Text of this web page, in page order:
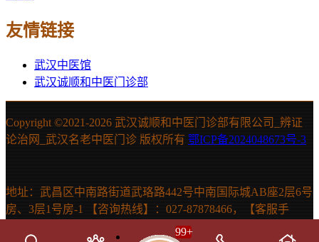
友情链接
武汉中医馆
武汉诚顺和中医门诊部
Copyright ©2021-2026 武汉诚顺和中医门诊部有限公司_辨证
论治网_武汉名老中医门诊 版权所有 鄂ICP备2024048673号-3
地址：武昌区中南路街道武珞路442号中南国际城AB座2层6号
房、3层1号房-1 【咨询热线】：027-87878466，【客服手
机】：15607131150 声明：本站信息仅供参考，不能作为诊断
99+